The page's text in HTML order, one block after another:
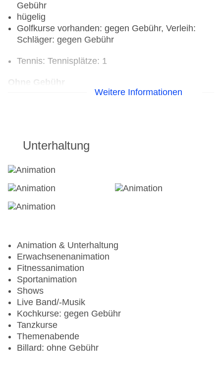
Gebühr
hügelig
Golfkurse vorhanden: gegen Gebühr, Verleih:
Schläger: gegen Gebühr
Tennis: Tennisplätze: 1
Ohne Gebühr
Radsport: Mountainbikes, Tourenräder
Weitere Informationen
Unterhaltung
Animation & Unterhaltung
Erwachsenenanimation
Fitnessanimation
Sportanimation
Shows
Live Band/-Musik
Kochkurse: gegen Gebühr
Tanzkurse
Themenabende
Billard: ohne Gebühr